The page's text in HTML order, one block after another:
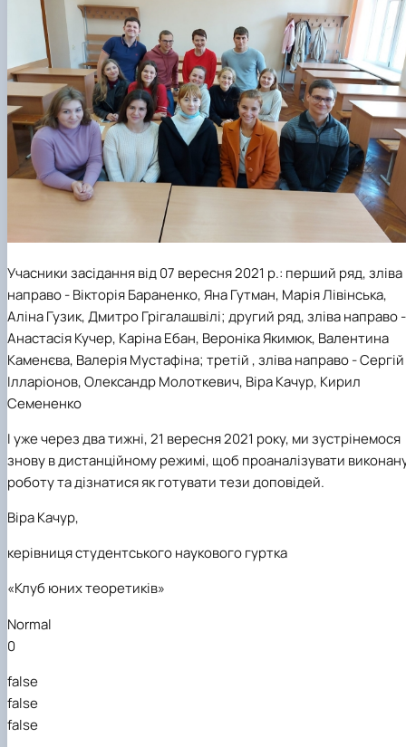
Учасники засідання від 07 вересня 2021 р.: перший ряд, зліва
направо - Вікторія Бараненко, Яна Гутман, Марія Лівінська,
Аліна Гузик, Дмитро Грігалашвілі; другий ряд, зліва направо -
Анастасія Кучер, Каріна Ебан, Вероніка Якимюк, Валентина
Каменєва, Валерія Мустафіна; третій , зліва направо - Сергій
Ілларіонов, Олександр Молоткевич, Віра Качур, Кирил
Семененко
І уже через два тижні, 21 вересня 2021 року, ми зустрінемося
знову в дистанційному режимі, щоб проаналізувати
роботу та дізнатися як готувати тези доповідей.
Віра Качур,
керівниця студентського наукового гуртка
«Клуб юних теоретиків»
Normal
0
false
false
false